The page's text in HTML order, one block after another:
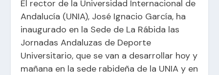
El rector de la Universidad Internacional de
Andalucía (UNIA), José Ignacio García, ha
inaugurado en la Sede de La Rábida las
Jornadas Andaluzas de Deporte
Universitario, que se van a desarrollar hoy y
mañana en la sede rabideña de la UNIA y en